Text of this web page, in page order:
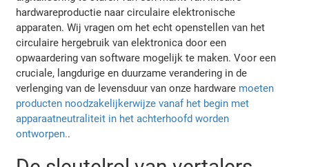
hardwareproductie naar circulaire elektronische
apparaten. Wij vragen om het echt openstellen van het
circulaire hergebruik van elektronica door een
opwaardering van software mogelijk te maken. Voor een
cruciale, langdurige en duurzame verandering in de
verlenging van de levensduur van onze hardware moeten
producten noodzakelijkerwijze vanaf het begin met
apparaatneutraliteit in het achterhoofd worden
ontworpen..